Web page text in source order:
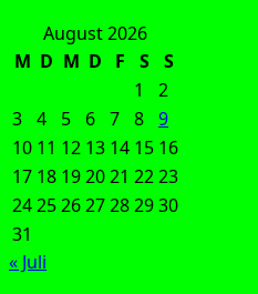
August 2026
M D M D F S
S
1
2
3 4 5 6 7 8 9
10 11 12 13 14 15 16
17 18 192021 2223
24252627282930
31
« Juli